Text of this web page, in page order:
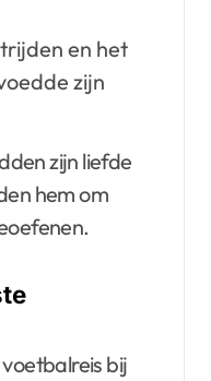
en het
zijn
zijn liefde
hem om
bij